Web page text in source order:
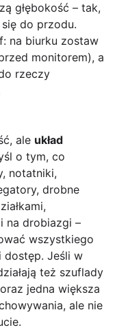
głębokość – tak,
do przodu.
na biurku zostaw
monitorem), a
rzeczy
ale układ
o tym, co
notatniki,
drobne
na drobiazgi –
wszystkiego
dostęp. Jeśli w
też szuflady
jedna większa
ale nie